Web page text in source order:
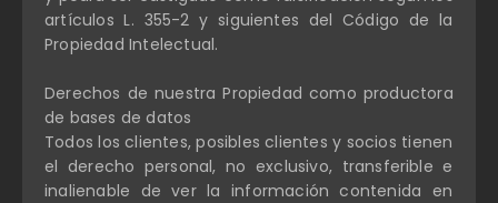
artículos L. 355-2 y siguientes del Código de la
Propiedad Intelectual.
Derechos de nuestra Propiedad como productora
de bases de datos
Todos los clientes, posibles clientes y socios tienen
el derecho personal, no exclusivo, transferible e
inalienable de ver la información contenida en